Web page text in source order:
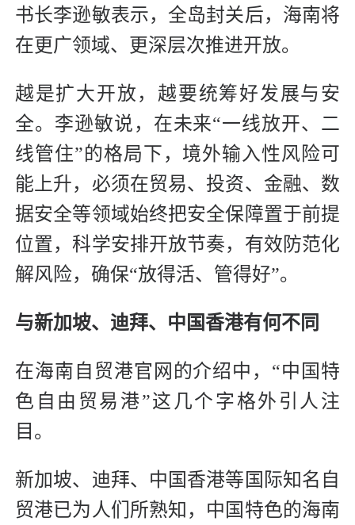
书长李逊敏表示，全岛封关后，海南将
在更广领域、更深层次推进开放。
越是扩大开放，越要统筹好发展与安
全。李逊敏说，在未来“一线放开、二
线管住”的格局下，境外输入性风险可
能上升，必须在贸易、投资、金融、数
据安全等领域始终把安全保障置于前提
位置，科学安排开放节奏，有效防范化
解风险，确保“放得活、管得好”。
与新加坡、迪拜、中国香港有何不同
在海南自贸港官网的介绍中，“中国特
色自由贸易港”这几个字格外引人注
目。
新加坡、迪拜、中国香港等国际知名自
贸港已为人们所熟知，中国特色的海南